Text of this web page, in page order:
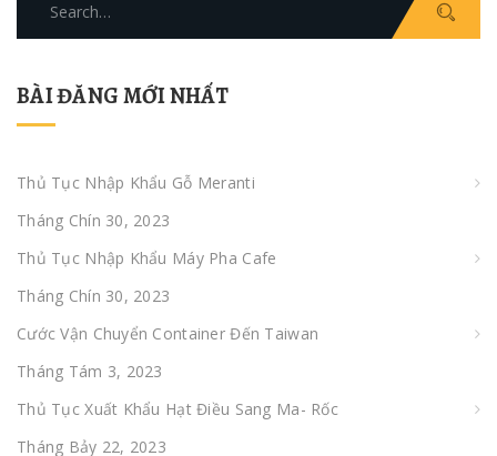
BÀI ĐĂNG MỚI NHẤT
Thủ Tục Nhập Khẩu Gỗ Meranti
Tháng Chín 30, 2023
Thủ Tục Nhập Khẩu Máy Pha Cafe
Tháng Chín 30, 2023
Cước Vận Chuyển Container Đến Taiwan
Tháng Tám 3, 2023
Thủ Tục Xuất Khẩu Hạt Điều Sang Ma- Rốc
Tháng Bảy 22, 2023